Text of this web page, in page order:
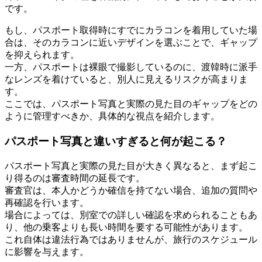
です。
もし、パスポート取得時にすでにカラコンを着用していた場
合は、そのカラコンに近いデザインを選ぶことで、ギャップ
を抑えられます。
一方、パスポートは裸眼で撮影しているのに、渡韓時に派手
なレンズを着けていると、別人に見えるリスクが高まりま
す。
ここでは、パスポート写真と実際の見た目のギャップをどの
ように管理すべきか、具体的な視点を紹介します。
パスポート写真と違いすぎると何が起こる？
パスポート写真と実際の見た目が大きく異なると、まず起こ
り得るのは審査時間の延長です。
審査官は、本人かどうか確信を持てない場合、追加の質問や
再確認を行います。
場合によっては、別室での詳しい確認を求められることもあ
り、他の乗客よりも長い時間を要する可能性があります。
これ自体は違法行為ではありませんが、旅行のスケジュール
に影響を与えます。